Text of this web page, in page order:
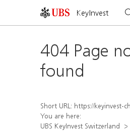
KeyInvest
404 Page
found
Short URL: https://keyinvest-ch.ubs.com/
You are here:
UBS KeyInvest Switzerland